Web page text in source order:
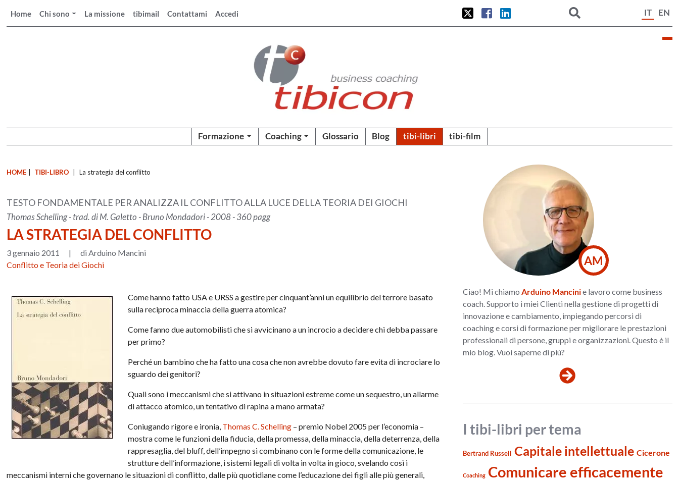
Home Chi sono La missione tibimail Contattami Accedi IT EN
Formazione Coaching Glossario Blog tibi-libri tibi-film
HOME TIBI-LIBRO La strategia del conflitto
TESTO FONDAMENTALE PER ANALIZZA IL CONFLITTO ALLA LUCE DELLA TEORIA DEI GIOCHI
Thomas Schelling - trad. di M. Galetto - Bruno Mondadori - 2008 - 360 pagg
LA STRATEGIA DEL CONFLITTO
3 gennaio 2011 |
di Arduino Mancini
Conflitto e Teoria dei Giochi
Come hanno fatto USA e URSS a gestire per cinquant’anni un equilibrio del terrore basato
sulla reciproca minaccia della guerra atomica?
Come fanno due automobilisti che si avvicinano a un incrocio a decidere chi debba passare
per primo?
Perché un bambino che ha fatto una cosa che non avrebbe dovuto fare evita di incrociare lo
sguardo dei genitori?
Quali sono i meccanismi che si attivano in situazioni estreme come un sequestro, un allarme
di attacco atomico, un tentativo di rapina a mano armata?
Coniugando rigore e ironia, Thomas C. Schelling – premio Nobel 2005 per l’economia –
mostra come le funzioni della fiducia, della promessa, della minaccia, della deterrenza, della
rappresaglia, del bluff, dell’impegno si combinano con le forme della comunicazione, le
strutture dell’informazione, i sistemi legali di volta in volta in gioco, svelando così i
meccanismi interni che governano le situazioni di conflitto, dalle più quotidiane come l’educazione dei figli alle più generali,
AM
Ciao! Mi chiamo Arduino Mancinie lavoro come business
coach. Supporto i miei Clienti nella gestione di progetti di
innovazione e cambiamento, impiegando percorsi di
coaching e corsi di formazione per migliorare le prestazioni
professionali di persone, gruppi e organizzazioni. Questo è il
mio blog. Vuoi saperne di più?
I tibi-libri per tema
Bertrand Russell Capitale intellettuale Cicerone
Coaching Comunicare efficacemente